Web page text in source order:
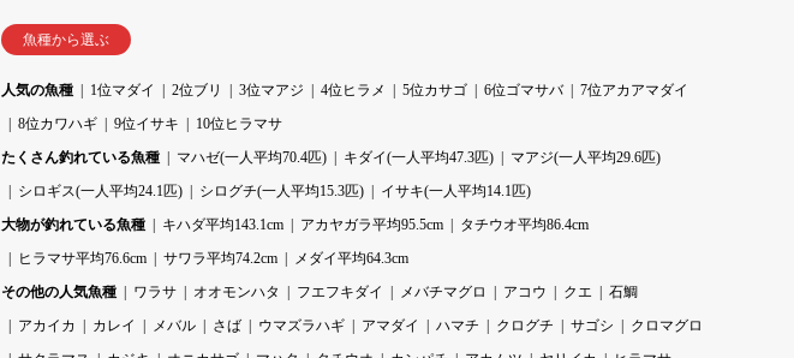
魚種から選ぶ
人気の魚種 1位マダイ 2位ブリ 3位マアジ 4位ヒラメ 5位カサゴ 6位ゴマサバ
7位アカアマダイ
8位カワハギ
9位イサキ
10位ヒラマサ
たくさん釣れている魚種
マハゼ(一人平均70.4匹) キダイ(一人平均47.3匹)
マアジ(一人平均29.6匹)
シロギス(一人平均24.1匹)
シログチ(一人平均15.3匹)
イサキ(一人平均14.1匹)
大物が釣れている魚種
キハダ平均143.1cm アカヤガラ平均95.5cm
タチウオ平均86.4cm
ヒラマサ平均76.6cm
サワラ平均74.2cm
メダイ平均64.3cm
その他の人気魚種
ワラサ オオモンハタ フエフキダイ メバチマグロ アコウ クエ
石鯛
アカイカ
カレイ メバル さば ウマズラハギ アマダイ ハマチ クログチ サゴシ
クロマグロ